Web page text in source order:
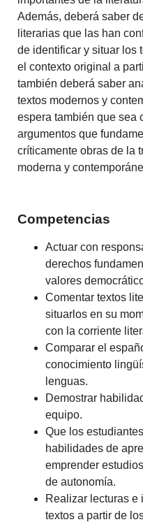
Además, deberá saber
literarias que las han
de identificar y situar los
el contexto original a
también deberá saber
textos modernos y
espera también que sea
argumentos que
críticamente obras de la
moderna y
Competencias
Actuar con
derechos
valores
Comentar textos
situarlos en su
con la corriente
Comparar el
conocimiento
lenguas.
Demostrar
equipo.
Que los
habilidades de
emprender
de autonomía.
Realizar lecturas e
textos a partir de